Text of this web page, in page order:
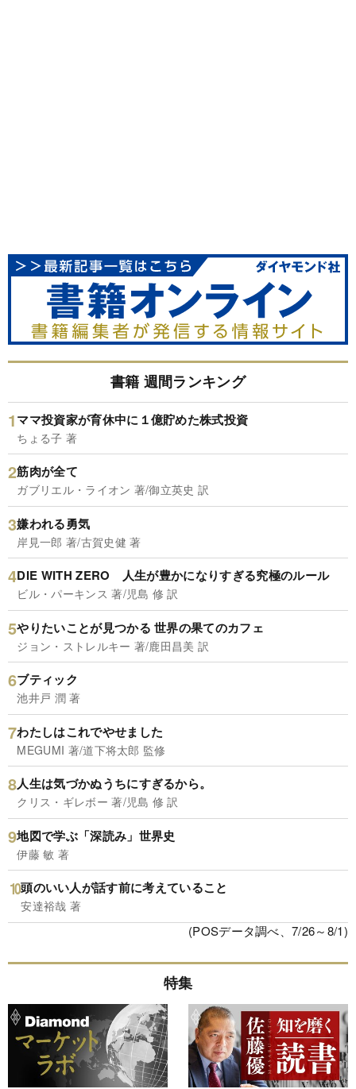
書籍 週間ランキング
ママ投資家が育休中に１億貯めた株式投資
ちょる子 著
筋肉が全て
ガブリエル・ライオン 著/御立英史 訳
嫌われる勇気
岸見一郎 著/古賀史健 著
DIE WITH ZERO 人生が豊かになりすぎる究極のルール
ビル・パーキンス 著/児島 修 訳
やりたいことが見つかる 世界の果てのカフェ
ジョン・ストレルキー 著/鹿田昌美 訳
ブティック
池井戸 潤 著
わたしはこれでやせました
MEGUMI 著/道下将太郎 監修
人生は気づかぬうちにすぎるから。
クリス・ギレボー 著/児島 修 訳
地図で学ぶ「深読み」世界史
伊藤 敏 著
頭のいい人が話す前に考えていること
安達裕哉 著
(POSデータ調べ、7/26～8/1)
特集